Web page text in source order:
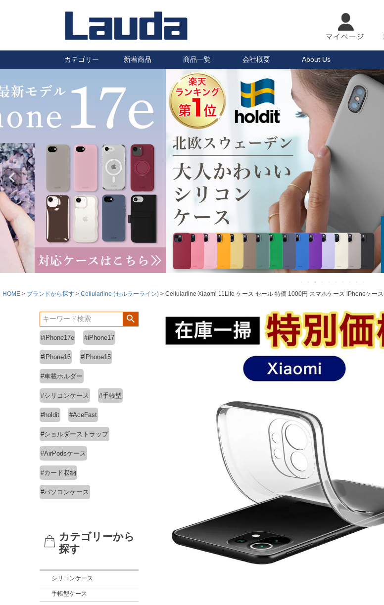
カテゴリー
ー
ー
新着商品 商品一覧 会社概要 About Us
HOME ブランドから探す Cellularline (セルラーライン) Cellularline Xiaomi 11Lite ケース セール 特価 1000円 スマホケース iPhoneケー
#iPhone17e #iPhone17
#iPhone16 #iPhone15
#車載ホルダー
#シリコンケース #手帳型
#holdit #AceFast
#ショルダーストラップ
#AirPodsケース
#カード収納
#パソコンケース
カテゴリーから
探す
シリコンケース
手帳型ケース